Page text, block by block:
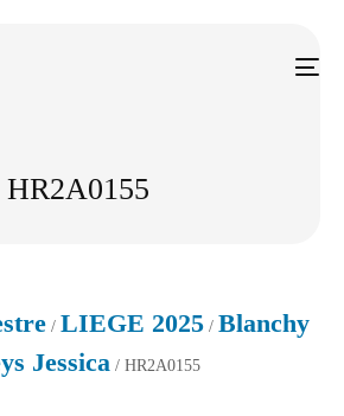
HR2A0155
/ LIEGE 2025/ Blanchy
Jessica / HR2A0155